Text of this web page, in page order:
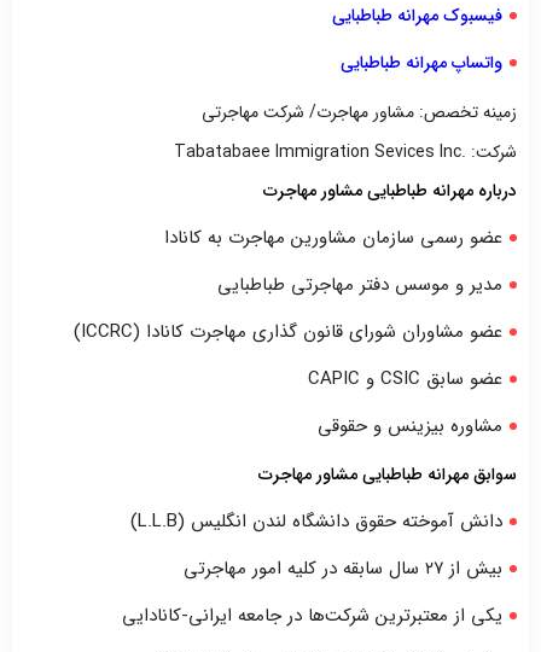
فیسبوک مهرانه طباطبایی
واتساپ مهرانه طباطبایی
زمینه تخصص: مشاور مهاجرت/ شرکت مهاجرتی
شرکت: .Tabatabaee Immigration Sevices Inc
درباره مهرانه طباطبایی مشاور مهاجرت
عضو رسمی سازمان مشاورین مهاجرت به کانادا ‌
مدیر و موسس دفتر مهاجرتی طباطبایی
عضو مشاوران شورای قانون گذاری مهاجرت کانادا (ICCRC)
عضو سابق CSIC و CAPIC
مشاوره بیزینس و حقوقی
سوابق مهرانه طباطبایی مشاور مهاجرت
دانش آموخته حقوق دانشگاه لندن انگلیس (L.L.B)
بیش از ۲۷ سال سابقه در کلیه امور مهاجرتی
یکی از معتبرترین شرکت‌ها در جامعه ایرانی-کانادایی